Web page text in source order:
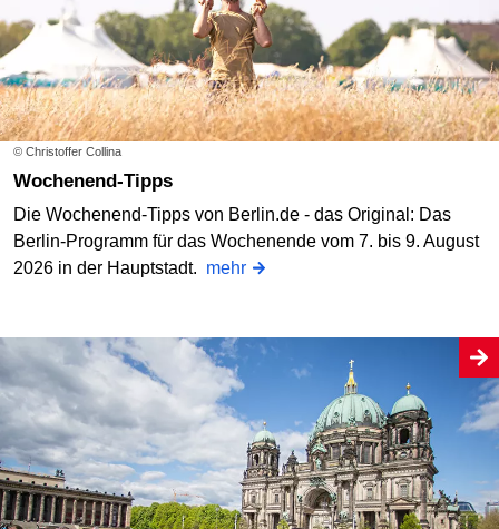
© Christoffer Collina
Wochenend-Tipps
Die Wochenend-Tipps von Berlin.de - das Original: Das
Berlin-Programm für das Wochenende vom 7. bis 9. August
2026 in der Hauptstadt. mehr